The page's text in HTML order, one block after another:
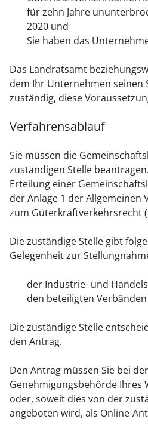
für zehn Jahre
2020 und
Sie haben das
Das Landratsamt
dem Ihr Unternehmen seinen
zuständig, diese
Verfahrensablauf
Sie müssen die
zuständigen Stelle
Erteilung einer
der Anlage 1 der
zum Güterkraftverkehrsrecht
Die zuständige Stelle gibt
Gelegenheit zur
der Industrie- und
den beteiligten
Die zuständige Stelle
den Antrag.
Den Antrag müssen Sie bei der
Genehmigungsbehörde Ihres
oder, soweit dies von der
angeboten wird, als Online-